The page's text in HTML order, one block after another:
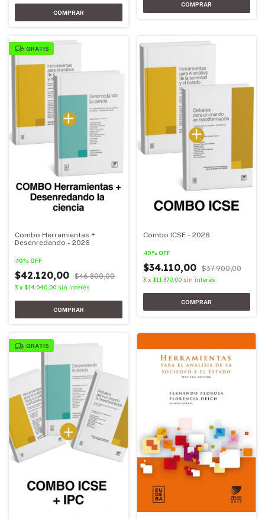
GRATIS
Combo Herramientas +
Desenredando - 2026
-10% OFF
$42.120,00 $46.800,00
3 x $14.040,00 sin interés
Combo ICSE - 2026
-10% OFF
$34.110,00 $37.900,00
3 x $11.370,00 sin interés
GRATIS